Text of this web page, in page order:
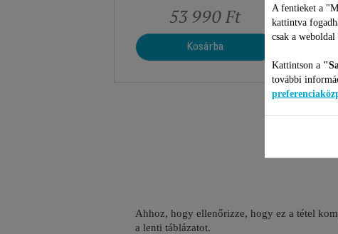
53 990 Ft
Kosárba
Ahhoz, hogy ellenőrizze, hogy ez a tétel
a lenti táblázatot.
A fentieket a
kattintva
csak a weboldal
Kattintson a
további